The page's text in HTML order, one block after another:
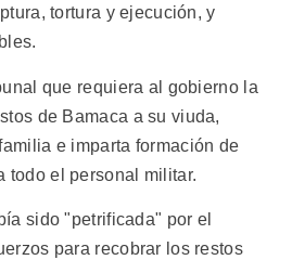
tortura y ejecución, y
que requiera al gobierno la
de Bamaca a su viuda,
e imparta formación de
todo el personal militar.
sido "petrificada" por el
para recobrar los restos